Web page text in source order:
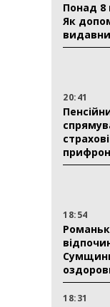
Понад 8
Як
20:41
18:54
18:31